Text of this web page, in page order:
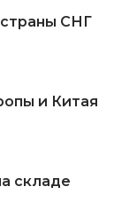
СНГ
и Китая
складе